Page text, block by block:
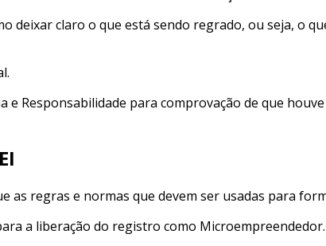
deixar claro o que está sendo regrado, ou seja, o
Responsabilidade para comprovação de que
as regras e normas que devem ser usadas para
a liberação do registro como Microempreendedor.